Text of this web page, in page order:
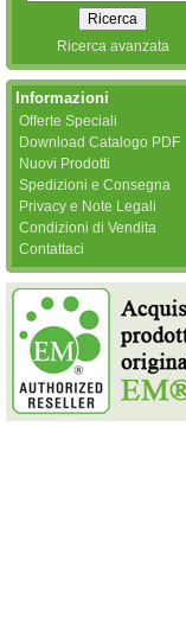
Ricerca avanzata
Informazioni
Offerte Speciali
Download Catalogo PDF
Nuovi Prodotti
Spedizioni e Consegna
Privacy e Note Legali
Condizioni di Vendita
Contattaci